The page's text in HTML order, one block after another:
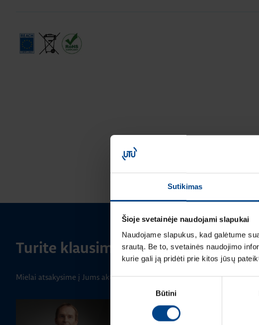
Sutikimas
Šioje svetainėje naudojami slapukai
Naudojame slapukus, kad galėtume
srautą. Be to, svetainės naudojimo
kurie gali ją pridėti prie kitos jūsų
Sutikimo
Būtini
Turite klausimų? Susisiekite
Mielai atsakysime į Jums aktualius klausimus.
Rimvydas Biekša